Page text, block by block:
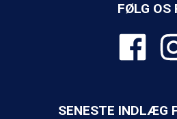
FØLG OS
SENESTE INDLÆG